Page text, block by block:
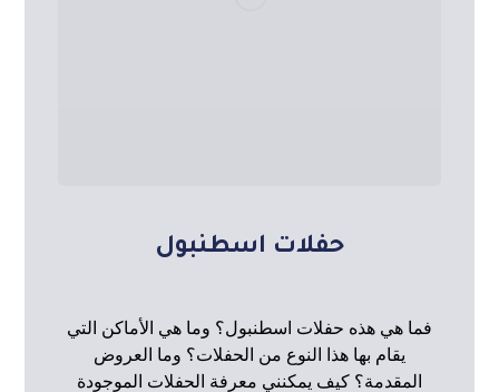
حفلات اسطنبول
فما هي هذه حفلات اسطنبول؟ وما هي الأماكن التي
يقام بها هذا النوع من الحفلات؟ وما العروض
المقدمة؟ كيف يمكنني معرفة الحفلات الموجودة